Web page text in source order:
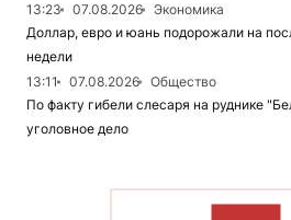
13:23
07.08.2026
Экономика
Доллар, евро и юань подорожали на
недели
13:11
07.08.2026
Общество
По факту гибели слесаря на руднике
уголовное дело